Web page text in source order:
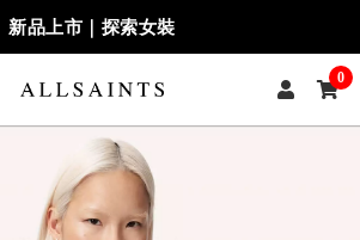
新品上市｜探索女裝
0